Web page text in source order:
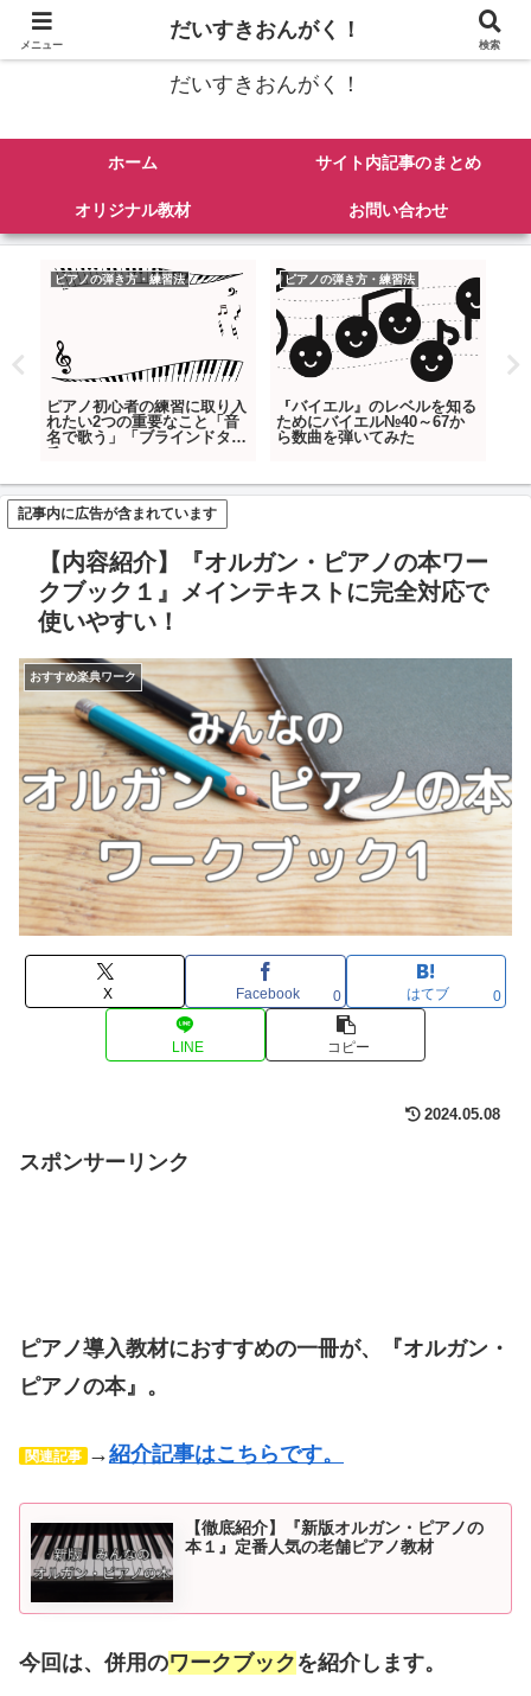
ピアノの楽譜紹介、弾き方、練習法、その他音楽にまつわるあれこれを発信
だいすきおんがく！
ホーム サイト内記事のまとめ
オリジナル教材 お問い合わせ
ピアノの弾き方・練習法
ピアノ初心者の練習に取り入
れたい2つの重要なこと「音
名で歌う」「ブラインドタッ
チ」
ピアノの弾き方・練習法
『バイエル』のレベルを知る
ためにバイエル№40～67か
ら数曲を弾いてみた
記事内に広告が含まれています
【内容紹介】『オルガン・ピアノの本ワー
クブック１』メインテキストに完全対応で
使いやすい！
おすすめ楽典ワーク
X Facebook 0 はてブ 0
LINE コピー
2024.05.08
スポンサーリンク
ピアノ導入教材におすすめの一冊が、『オルガン・
ピアノの本』。
関連記事 →紹介記事はこちらです。
【徹底紹介】『新版オルガン・ピアノの
本１』定番人気の老舗ピアノ教材
今回は、併用のワークブック を紹介します。
メニュー
だいすきおんがく！
検索